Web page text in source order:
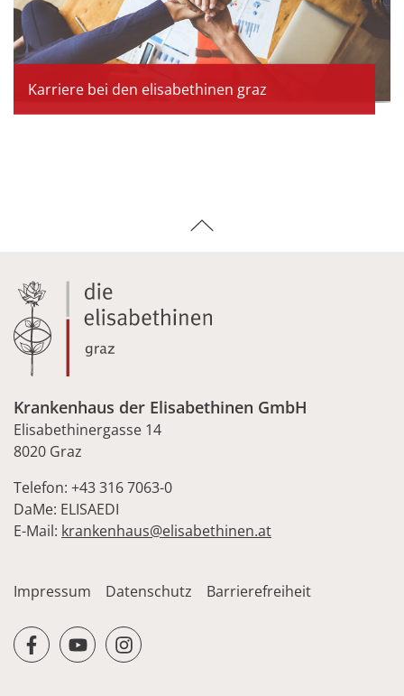
Karriere bei den elisabethinen graz
Krankenhaus der Elisabethinen GmbH
Elisabethinergasse 14
8020 Graz
Telefon: +43 316 7063-0
DaMe: ELISAEDI
E-Mail: krankenhaus@elisabethinen.at
Impressum Datenschutz Barrierefreiheit
facebookyoutubeinstagram